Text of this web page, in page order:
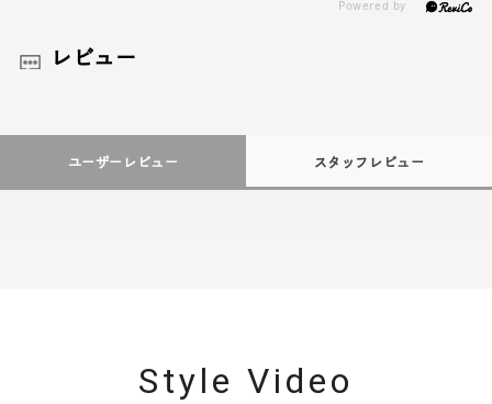
レビュー
ユーザーレビュー スタッフレビュー
Style Video